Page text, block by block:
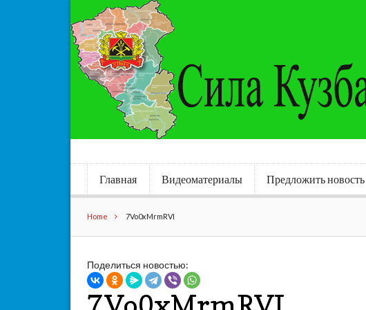
Главная Видеоматериалы Предложить новость
Home 7Vo0xMrmRVI
Поделиться новостью: